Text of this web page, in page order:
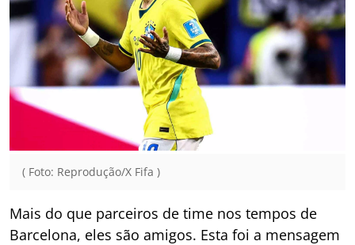
( Foto: Reprodução/X Fifa )
Mais do que parceiros de time nos tempos de
Barcelona, eles são amigos. Esta foi a mensagem